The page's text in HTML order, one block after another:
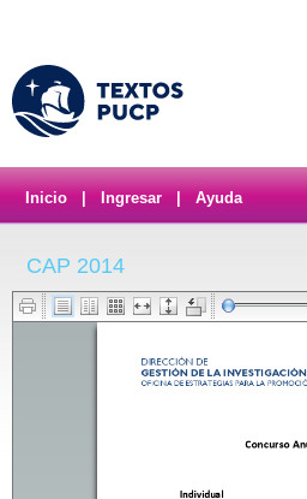
Inicio Ingresar Ayuda
CAP 2014